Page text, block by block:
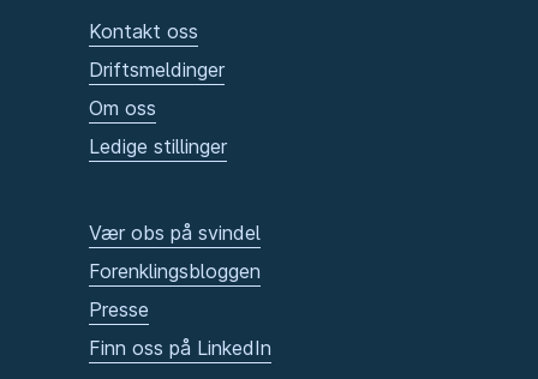
Kontakt oss
Driftsmeldinger
Om oss
Ledige stillinger
Vær obs på svindel
Forenklingsbloggen
Presse
Finn oss på LinkedIn